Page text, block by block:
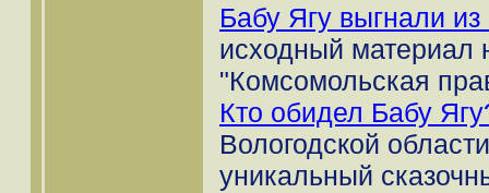
Бабу Ягу выгнали
исходный материал
"Комсомольская
Кто обидел Бабу
Вологодской
уникальный